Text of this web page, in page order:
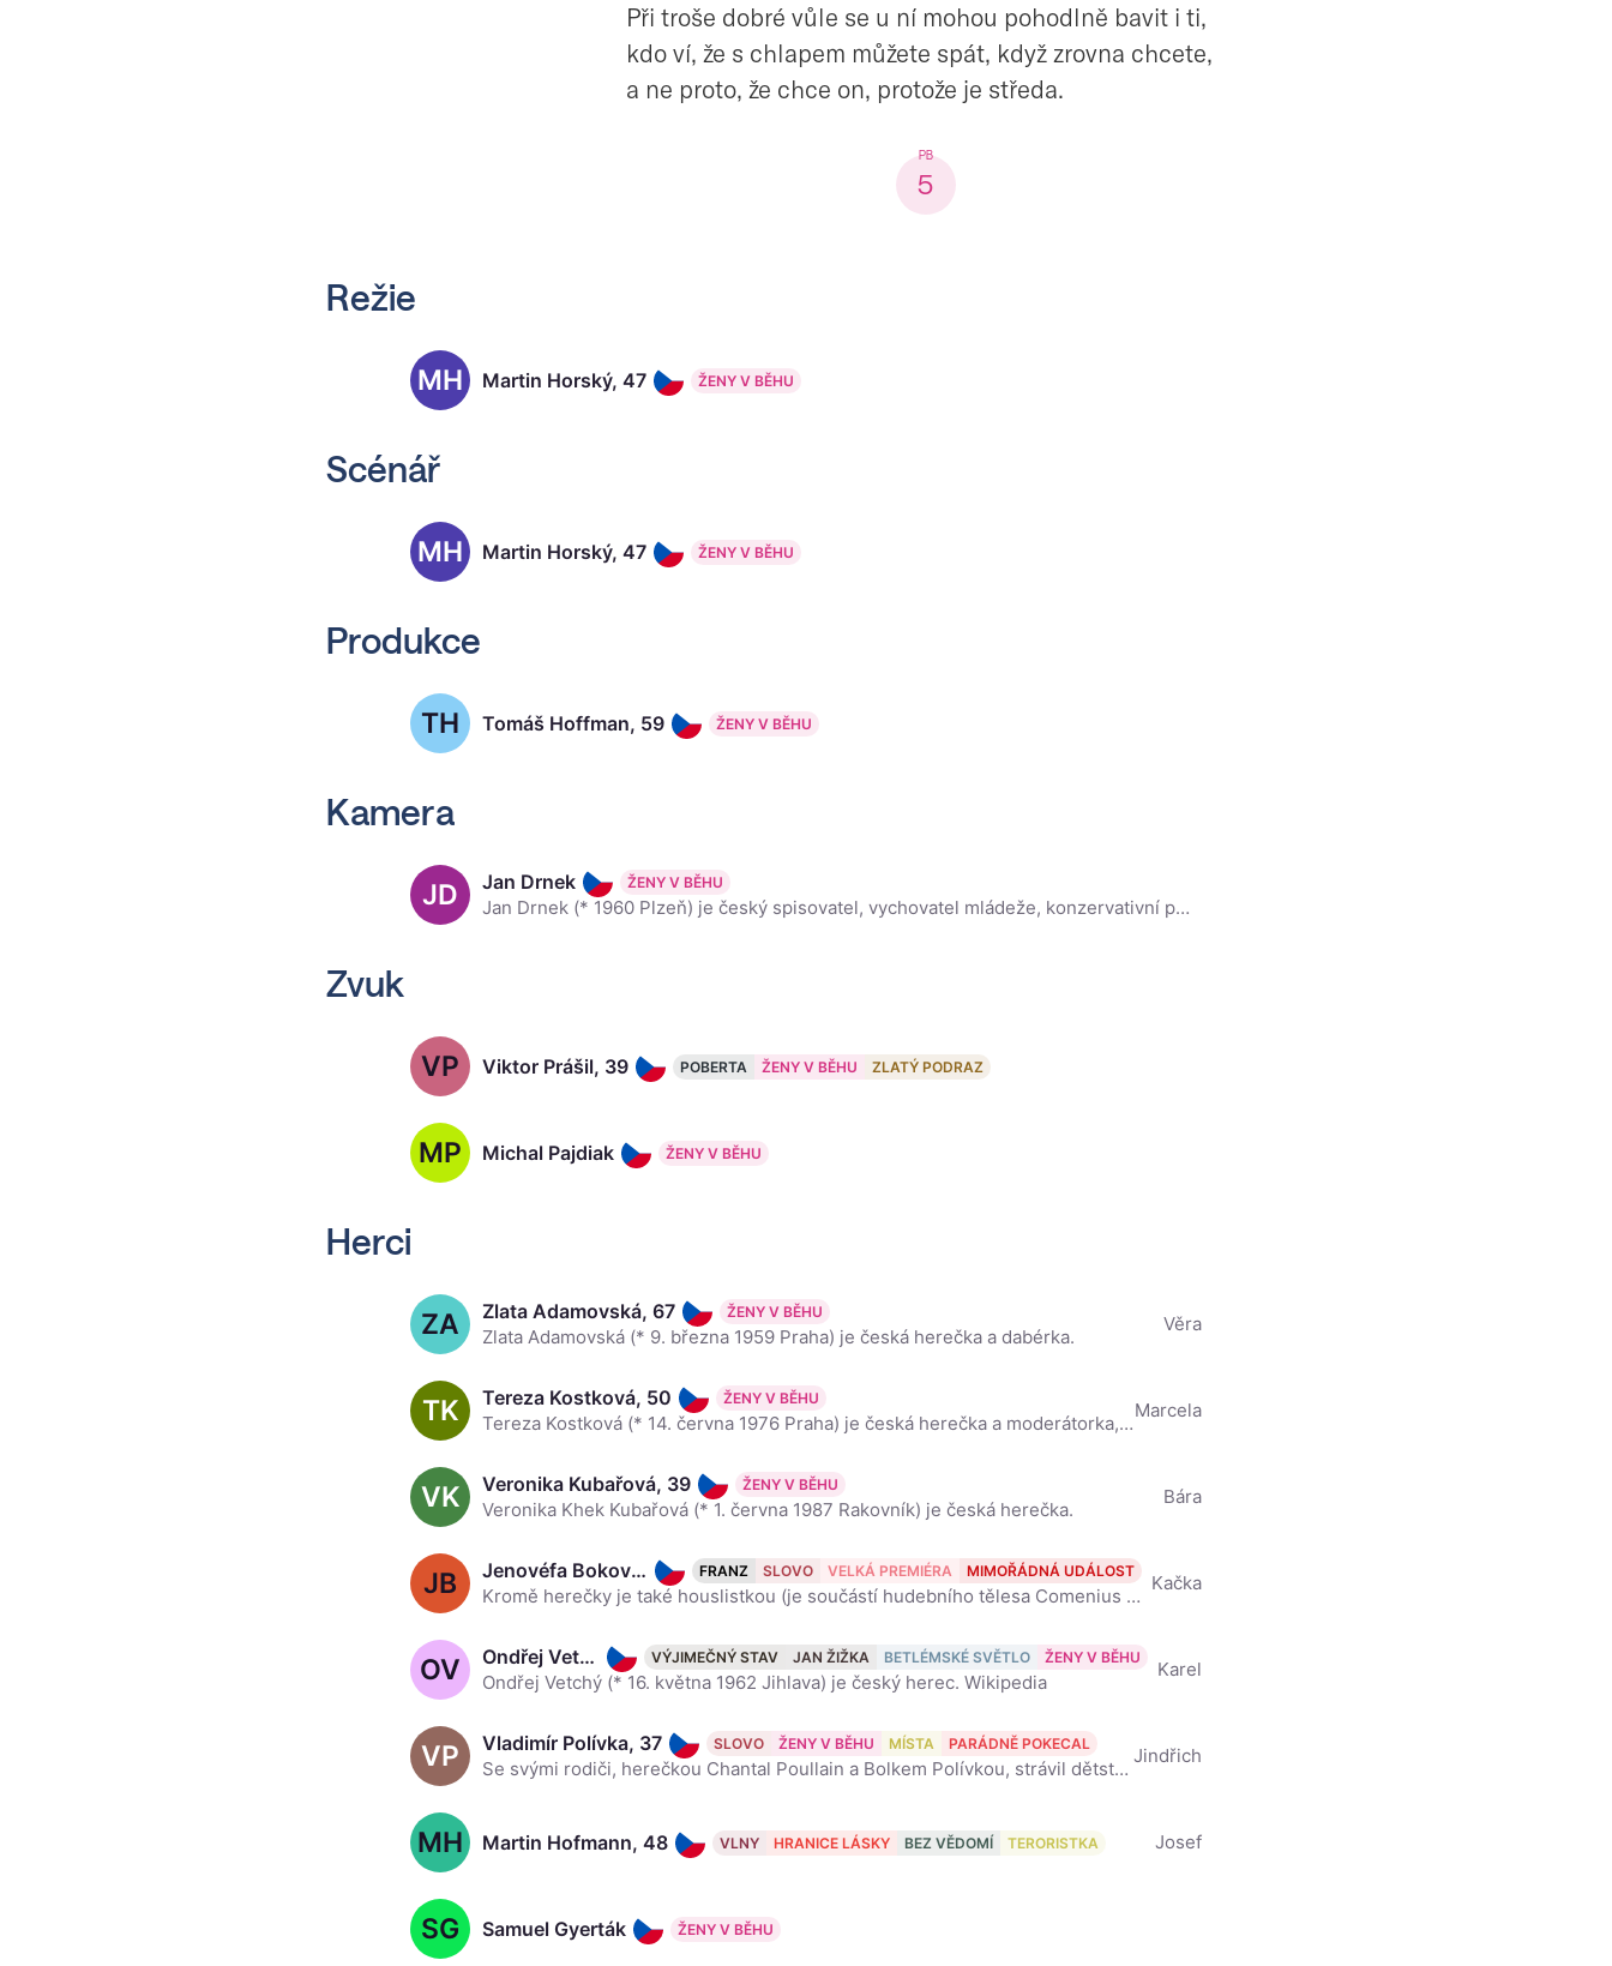
Při troše dobré vůle se u ní mohou pohodlně bavit i ti,
kdo ví, že s chlapem můžete spát, když zrovna chcete,
a ne proto, že chce on, protože je středa.
5
Režie
MH Martin Horský, 47 ŽENY V BĚHU
Scénář
MH Martin Horský, 47 ŽENY V BĚHU
Produkce
TH Tomáš Hoffman, 59 ŽENY V BĚHU
Kamera
JD Jan Drnek ŽENY V BĚHU
Jan Drnek (* 1960 Plzeň) je český spisovatel, vychovatel mládeže, konzervativní politik, monarchista a plzeňský patriot.
Zvuk
VP Viktor Prášil, 39 POBERTA ŽENY V BĚHU ZLATÝ PODRAZ
MP Michal Pajdiak ŽENY V BĚHU
Herci
ZA Zlata Adamovská, 67 ŽENY V BĚHU
Zlata Adamovská (* 9. března 1959 Praha) je česká herečka a dabérka.
Věra
TK Tereza Kostková, 50 ŽENY V BĚHU
Tereza Kostková (* 14. června 1976 Praha) je česká herečka a moderátorka, dcera herce Petra Kostky a herečky Carmen Mayerové.
Marcela
VK Veronika Kubařová, 39 ŽENY V BĚHU
Veronika Khek Kubařová (* 1. června 1987 Rakovník) je česká herečka.
Bára
JB Jenovéfa Boková, 34 FRANZ SLOVO VELKÁ PREMIÉRA MIMOŘÁDNÁ UDÁLOST
Kromě herečky je také houslistkou (je součástí hudebního tělesa Comenius Quartet), k čemuž ji přivedla její sestra Kristýna. Jenovéfa studuje na konzervatoři a má kapelu Wunder Bar Band, s níž hraje po
Kačka
OV Ondřej Vetchý, 64 VÝJIMEČNÝ STAV JAN ŽIŽKA BETLÉMSKÉ SVĚTLO ŽENY V BĚHU
Ondřej Vetchý (* 16. května 1962 Jihlava) je český herec. Wikipedia
Karel
VP Vladimír Polívka, 37 SLOVO ŽENY V BĚHU MÍSTA PARÁDNĚ POKECAL
Se svými rodiči, herečkou Chantal Poullain a Bolkem Polívkou, strávil dětství v Brně. Závodně se věnoval snowboardingu, zajímala ho výtvarná tvorba, studoval v Kanadě angličtinu, po návratu se rozhodl
Jindřich
MH Martin Hofmann, 48 VLNY HRANICE LÁSKY BEZ VĚDOMÍ TERORISTKA Josef
SG Samuel Gyerták ŽENY V BĚHU